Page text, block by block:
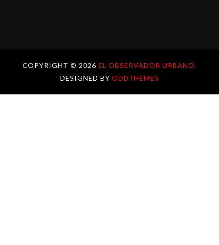
COPYRIGHT © 2026 EL OBSERVADOR URBANO.
DESIGNED BY ODDTHEMES